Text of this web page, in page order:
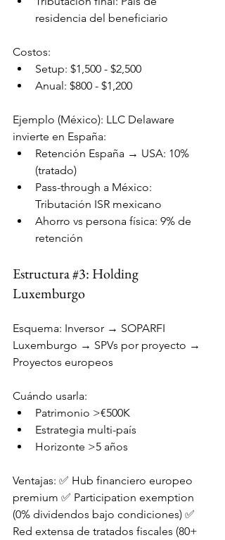
residencia del beneficiario
Costos:
Setup: $1,500 - $2,500
Anual: $800 - $1,200
Ejemplo (México): LLC Delaware
invierte en España:
Retención España → USA: 10%
(tratado)
Pass-through a México:
Tributación ISR mexicano
Ahorro vs persona física: 9% de
retención
Estructura #3: Holding
Luxemburgo
Esquema: Inversor → SOPARFI
Luxemburgo → SPVs por proyecto →
Proyectos europeos
Cuándo usarla:
Patrimonio >€500K
Estrategia multi-país
Horizonte >5 años
Ventajas: ✅ Hub financiero europeo
premium ✅ Participation exemption
(0% dividendos bajo condiciones) ✅
Red extensa de tratados fiscales (80+